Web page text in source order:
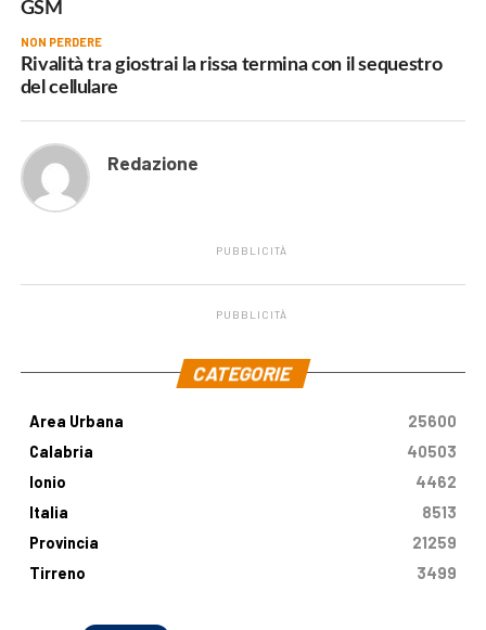
GSM
NON PERDERE
Rivalità tra giostrai la rissa termina con il sequestro
del cellulare
Redazione
PUBBLICITÀ
PUBBLICITÀ
CATEGORIE
Area Urbana
25600
Calabria
40503
Ionio
4462
Italia
8513
Provincia
21259
Tirreno
3499